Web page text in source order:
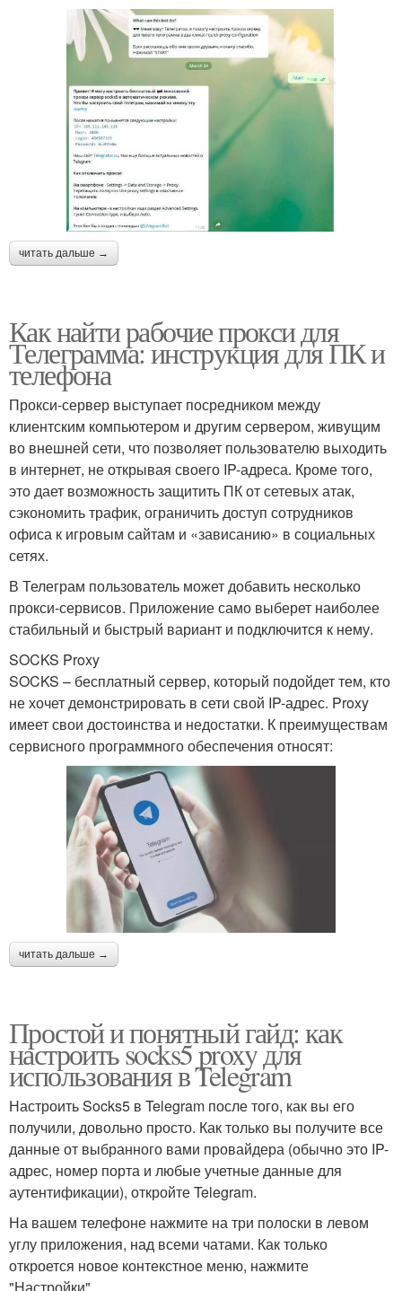
читать дальше →
Как найти рабочие прокси для
Телеграмма: инструкция для ПК и
телефона
Прокси-сервер выступает посредником между
клиентским компьютером и другим сервером, живущим
во внешней сети, что позволяет пользователю выходить
в интернет, не открывая своего IP-адреса. Кроме того,
это дает возможность защитить ПК от сетевых атак,
сэкономить трафик, ограничить доступ сотрудников
офиса к игровым сайтам и «зависанию» в социальных
сетях.
В Телеграм пользователь может добавить несколько
прокси-сервисов. Приложение само выберет наиболее
стабильный и быстрый вариант и подключится к нему.
SOCKS Proxy
SOCKS – бесплатный сервер, который подойдет тем, кто
не хочет демонстрировать в сети свой IP-адрес. Proxy
имеет свои достоинства и недостатки. К преимуществам
сервисного программного обеспечения относят:
читать дальше →
Простой и понятный гайд: как
настроить socks5 proxy для
использования в Telegram
Настроить Socks5 в Telegram после того, как вы его
получили, довольно просто. Как только вы получите все
данные от выбранного вами провайдера (обычно это IP-
адрес, номер порта и любые учетные данные для
аутентификации), откройте Telegram.
На вашем телефоне нажмите на три полоски в левом
углу приложения, над всеми чатами. Как только
откроется новое контекстное меню, нажмите